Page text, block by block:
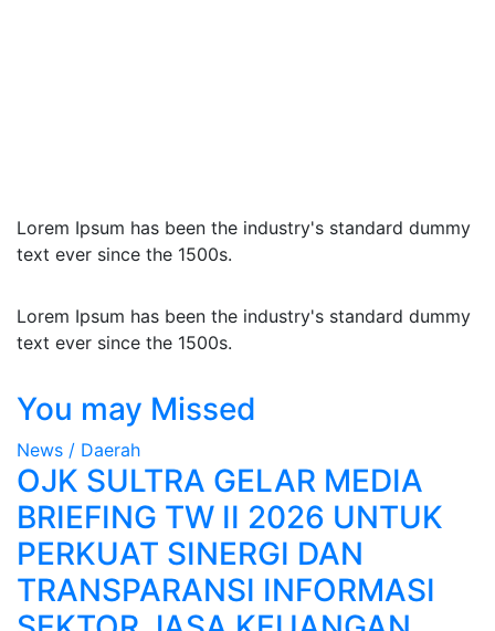
Lorem Ipsum has been the industry's standard dummy
text ever since the 1500s.
Lorem Ipsum has been the industry's standard dummy
text ever since the 1500s.
You may Missed
News / Daerah
OJK SULTRA GELAR MEDIA
BRIEFING TW II 2026 UNTUK
PERKUAT SINERGI DAN
TRANSPARANSI INFORMASI